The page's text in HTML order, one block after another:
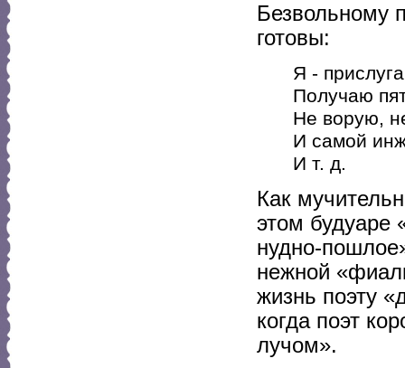
Безвольному
готовы:
Я -
Получаю
Не ворую,
И самой
И т. д.
Как
этом будуаре
нудно-
нежной
жизнь поэту
когда поэт
лучом».